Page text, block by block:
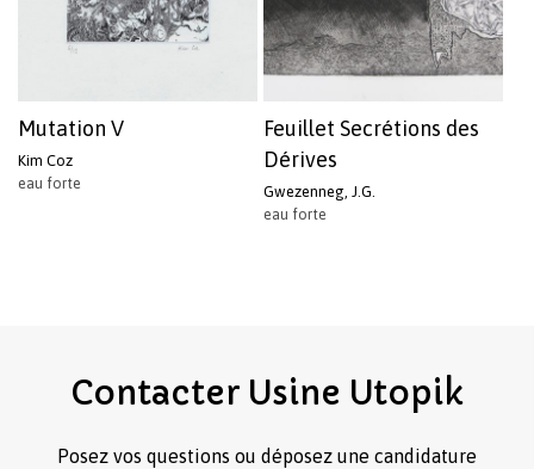
Mutation V
Kim Coz
eau forte
Feuillet Secrétions des
Dérives
Gwezenneg, J.G.
eau forte
Contacter Usine Utopik
Posez vos questions ou déposez une candidature